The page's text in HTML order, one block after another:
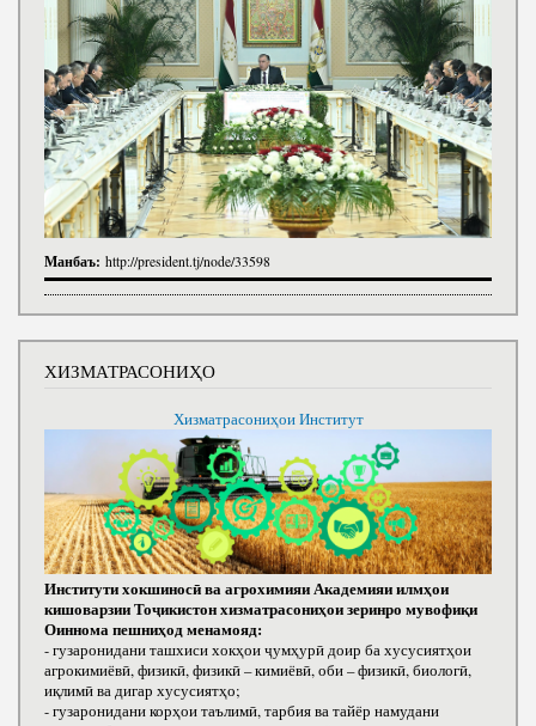
Манбаъ: http://president.tj/node/33598
ХИЗМАТРАСОНИҲО
Хизматрасониҳои Институт
Институти хокшиносӣ ва агрохимияи Академияи илмҳои
кишоварзии Тоҷикистон хизматрасониҳои зеринро мувофиқи
Оиннома пешниҳод менамояд:
- гузаронидани ташхиси хокҳои ҷумҳурӣ доир ба хусусиятҳои
агрокимиёвӣ, физикӣ, физикӣ – кимиёвӣ, оби – физикӣ, биологӣ,
иқлимӣ ва дигар хусусиятҳо;
- гузаронидани корҳои таълимӣ, тарбия ва тайёр намудани